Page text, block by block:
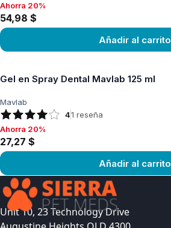
Ahorra 20%, 54,98 $
Ahorra 20%
54,98 $
Añadir al carrito
Gel en Spray Dental Mavlab 125 ml
Mavlab
41 reseña
Ahorra 20%, 27,27 $
Ahorra 20%
27,27 $
Añadir al carrito
Ver producto
Unit 10, 23 Technology Drive